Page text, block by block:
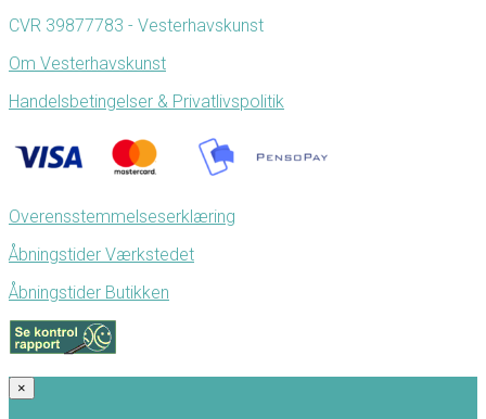
CVR 39877783 - Vesterhavskunst
Om Vesterhavskunst
Handelsbetingelser & Privatlivspolitik
Overensstemmelseserklæring
Åbningstider Værkstedet
Åbningstider Butikken
×